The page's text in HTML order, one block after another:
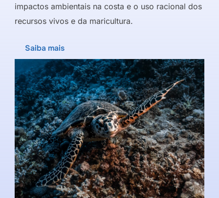
impactos ambientais na costa e o uso racional dos
recursos vivos e da maricultura.
Saiba mais